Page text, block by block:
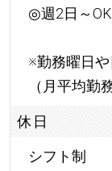
◎週2日～OK
※勤務曜日
（月平均勤
休日
シフト制